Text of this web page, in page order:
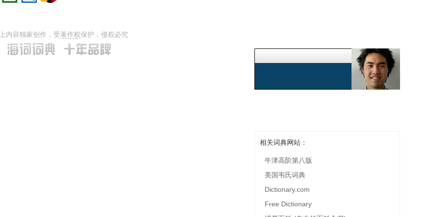
内容独家创作，受著作权保护，侵权必究
相关词典网站：
牛津高阶第八版
美国韦氏词典
Dictionary.com
Free Dictionary